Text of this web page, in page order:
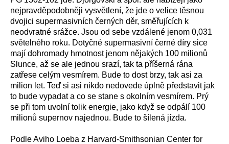
nejpravděpodobněji vysvětlení, že jde o velice těsnou
dvojici supermasivních černých děr, směřujících k
neodvratné srážce. Jsou od sebe vzdálené jenom 0,031
světelného roku. Dotyčné supermasivní černé díry sice
mají dohromady hmotnost jenom nějakých 100 milionů
Slunce, až se ale jednou srazí, tak ta příšerná rána
zatřese celým vesmírem. Bude to dost brzy, tak asi za
milion let. Teď si asi nikdo nedovede úplně představit jak
to bude vypadat a co se stane s okolním vesmírem. Prý
se při tom uvolní tolik energie, jako když se odpálí 100
milionů supernov najednou. Bude to šílená jízda.
Podle Aviho Loeba z Harvard-Smithsonian Center for